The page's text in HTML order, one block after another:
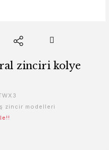
zinciri kolye
zincir modelleri